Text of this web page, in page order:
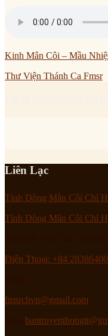
Kinh Mân Côi – Mầu
Thư Viện Thánh Ca Fmsr
Liên Lạc
Tỉnh Dòng Mân Côi Chí
Tỉnh Dòng Mân Côi Chí
Điện Thoại: +84
fmsrchvn@gmail.com